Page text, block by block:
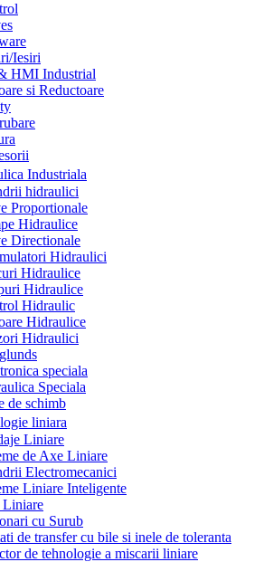
Iesiri
HMI Industrial
si Reductoare
Industriala
hidraulici
Proportionale
Hidraulice
Directionale
Hidraulici
Hidraulice
Hidraulice
Hidraulic
Hidraulice
Hidraulici
speciala
Speciala
de schimb
liniara
Liniare
de Axe Liniare
Electromecanici
Liniare Inteligente
cu Surub
de transfer cu bile si inele de toleranta
de tehnologie a miscarii liniare